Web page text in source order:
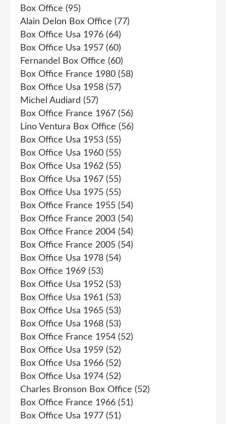
Box Office (95)
Alain Delon Box Office (77)
Box Office Usa 1976 (64)
Box Office Usa 1957 (60)
Fernandel Box Office (60)
Box Office France 1980 (58)
Box Office Usa 1958 (57)
Michel Audiard (57)
Box Office France 1967 (56)
Lino Ventura Box Office (56)
Box Office Usa 1953 (55)
Box Office Usa 1960 (55)
Box Office Usa 1962 (55)
Box Office Usa 1967 (55)
Box Office Usa 1975 (55)
Box Office France 1955 (54)
Box Office France 2003 (54)
Box Office France 2004 (54)
Box Office France 2005 (54)
Box Office Usa 1978 (54)
Box Office 1969 (53)
Box Office Usa 1952 (53)
Box Office Usa 1961 (53)
Box Office Usa 1965 (53)
Box Office Usa 1968 (53)
Box Office France 1954 (52)
Box Office Usa 1959 (52)
Box Office Usa 1966 (52)
Box Office Usa 1974 (52)
Charles Bronson Box Office (52)
Box Office France 1966 (51)
Box Office Usa 1977 (51)